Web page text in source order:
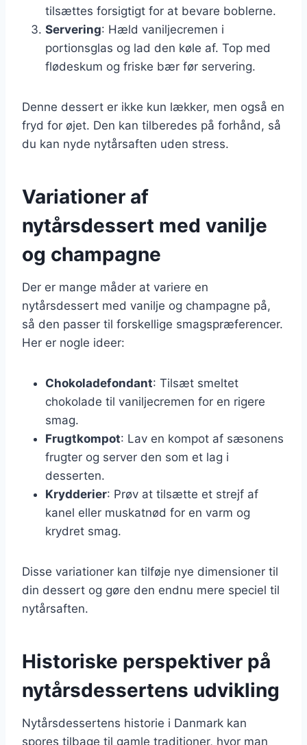
tilsættes forsigtigt for at bevare boblerne.
Servering: Hæld vaniljecremen i
portionsglas og lad den køle af. Top med
flødeskum og friske bær før servering.
Denne dessert er ikke kun lækker, men også en
fryd for øjet. Den kan tilberedes på forhånd, så
du kan nyde nytårsaften uden stress.
Variationer af
nytårsdessert med vanilje
og champagne
Der er mange måder at variere en
nytårsdessert med vanilje og champagne på,
så den passer til forskellige smagspræferencer.
Her er nogle ideer:
Chokoladefondant: Tilsæt smeltet
chokolade til vaniljecremen for en rigere
smag.
Frugtkompot: Lav en kompot af sæsonens
frugter og server den som et lag i
desserten.
Krydderier: Prøv at tilsætte et strejf af
kanel eller muskatnød for en varm og
krydret smag.
Disse variationer kan tilføje nye dimensioner til
din dessert og gøre den endnu mere speciel til
nytårsaften.
Historiske perspektiver på
nytårsdessertens udvikling
Nytårsdessertens historie i Danmark kan
spores tilbage til gamle traditioner, hvor man